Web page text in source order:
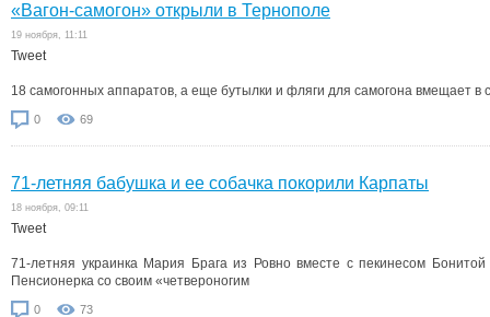
«Вагон-самогон» открыли в Тернополе
19 ноября, 11:11
Tweet
18 самогонных аппаратов, а еще бутылки и фляги для самогона вмещает в
0 69
71-летняя бабушка и ее собачка покорили Карпаты
18 ноября, 09:11
Tweet
71-летняя украинка Мария Брага из Ровно вместе с пекинесом
Пенсионерка со своим «четвероногим
0 73